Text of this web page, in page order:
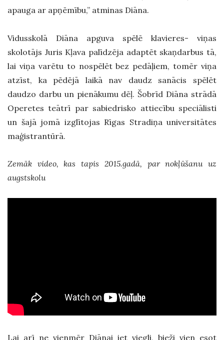
apauga ar apņēmību,” atminas Diāna.
Vidusskolā Diāna apguva spēlē klavieres- viņas
skolotājs Juris Kļava palīdzēja adaptēt skaņdarbus tā,
lai viņa varētu to nospēlēt bez pedāļiem, tomēr viņa
atzīst, ka pēdējā laikā nav daudz sanācis spēlēt
daudzo darbu un pienākumu dēļ. Šobrīd Diāna strādā
Operetes teātrī par sabiedrisko attiecību speciālisti
un šajā jomā izglītojas Rīgas Stradiņa universitātes
maģistrantūrā.
Zemāk video, kas tapis 2015.gadā, par nokļūšanu uz
augstskolu
Lai arī ne vienmēr Diānai iet viegli, bieži vien esot